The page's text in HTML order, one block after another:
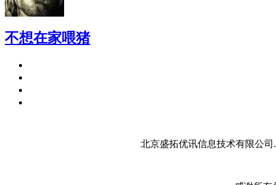
不想在家喂猪
北京盛拓优讯信息技术有限公司